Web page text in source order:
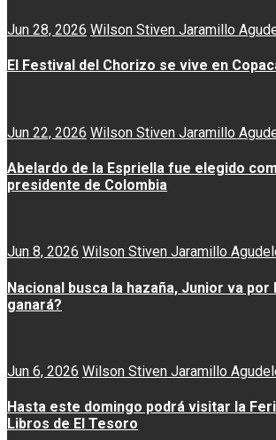
Jun 28, 2026 Wilson Stiven Jaramillo
El Festival del Chorizo se vive en
Jun 22, 2026 Wilson Stiven Jaramillo
Abelardo de la Espriella fue elegido
presidente de Colombia
Jun 8, 2026 Wilson Stiven Jaramillo
Nacional busca la hazaña, Junior va por
ganará?
Jun 6, 2026 Wilson Stiven Jaramillo
Hasta este domingo podrá visitar la
Libros de El Tesoro